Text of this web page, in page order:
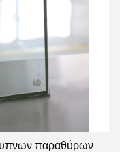
παραθύρων